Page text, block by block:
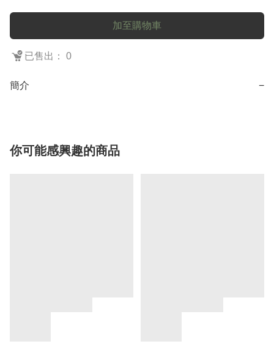
加至購物車
已售出： 0
簡介 −
你可能感興趣的商品